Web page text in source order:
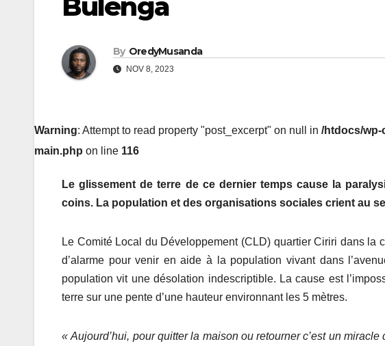
Bulenga
By OredyMusanda
NOV 8, 2023
Warning: Attempt to read property "post_excerpt" on null in /htdocs/wp-
main.php on line 116
Le glissement de terre de ce dernier temps cause la
coins. La population et des organisations sociales crient au
Le Comité Local du Développement (CLD) quartier Ciriri dans
d’alarme pour venir en aide à la population vivant dans
population vit une désolation indescriptible. La cause est
terre sur une pente d’une hauteur environnant les 5 mètres.
«Aujourd’hui, pour quitter la maison ou retourner c’est un